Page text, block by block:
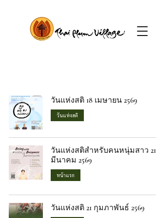
วันแห่งสติ 18 เมษายน 2569
วันแห่งสติ
วันแห่งสติสำหรับคนหนุ่มสาว 21
มีนาคม 2569
หน้าแรก
วันแห่งสติ 21 กุมภาพันธ์ 2569